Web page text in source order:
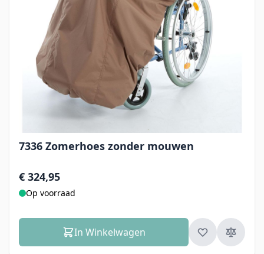
7336 Zomerhoes zonder mouwen
€ 324,95
Op voorraad
In Winkelwagen